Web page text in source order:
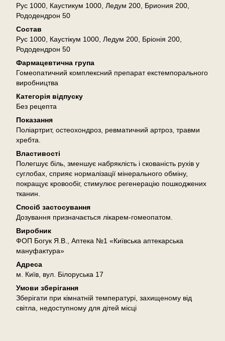
Рус 1000, Каустикум 1000, Ледум 200, Бриония 200,
Рододендрон 50
Состав
Рус 1000, Каустікум 1000, Ледум 200, Бріонія 200,
Рододендрон 50
Фармацевтична група
Гомеопатичний комплексний препарат екстемпорального
виробництва
Категорія відпуску
Без рецепта
Показання
Поліартрит, остеохондроз, ревматичний артроз, травми
хребта.
Властивості
Полегшує біль, зменшує набряклість і скованість рухів у
суглобах, сприяє нормалізації мінерального обміну,
покращує кровообіг, стимулює регенерацію пошкоджених
тканин.
Спосіб застосування
Дозування призначається лікарем-гомеопатом.
Виробник
ФОП Богук Я.В., Аптека №1 «Київська аптекарська
мануфактура»
Адреса
м. Київ, вул. Білоруська 17
Умови зберігання
Зберігати при кімнатній температурі, захищеному від
світла, недоступному для дітей місці